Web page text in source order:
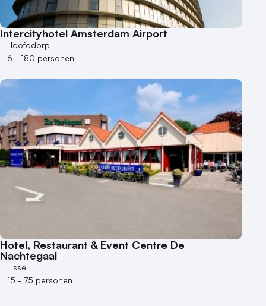
Intercityhotel Amsterdam Airport
Hoofddorp
6 - 180 personen
Hotel, Restaurant & Event Centre De
Nachtegaal
Lisse
15 - 75 personen